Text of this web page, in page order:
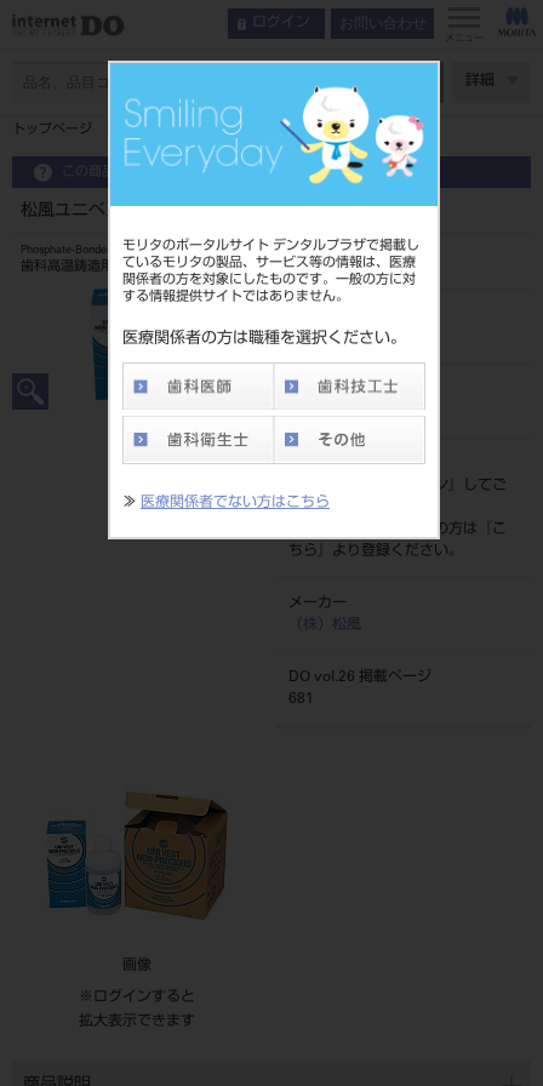
モリタのポータルサイト デンタルプラザで掲載し
ているモリタの製品、サービス等の情報は、医療
関係者の方を対象にしたものです。一般の方に対
する情報提供サイトではありません。
医療関係者の方は職種を選択ください。
≫ 医療関係者でない方はこちら
ログイン お問い合わせ
メニュー
詳細
トップページ 松風ユニベスト ノンプレシャス （液）300mL入
この商品に関するお問い合わせ
松風ユニベスト ノンプレシャス （液）300mL入
Phosphate-Bonded Casting Investment
歯科高温鋳造用埋没材
204310545
JAN/EANコード
標準価格
ログイン
』してご
覧ください。
ネット会員登録がまだの方は『
こ
ちら
』より登録ください。
メーカー
（株）松風
DO vol.26 掲載ページ
681
画像
※ログインすると
拡大表示できます